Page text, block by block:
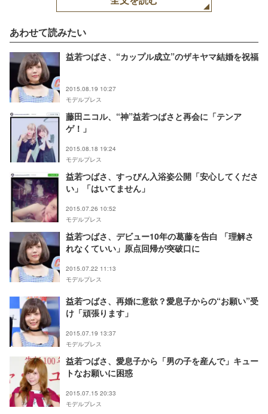
あわせて読みたい
益若つばさ、“カップル成立”のザキヤマ結婚を祝福
2015.08.19 10:27
モデルプレス
藤田ニコル、“神”益若つばさと再会に「テンア
ゲ！」
2015.08.18 19:24
モデルプレス
益若つばさ、すっぴん入浴姿公開「安心してくださ
い」「はいてません」
2015.07.26 10:52
モデルプレス
益若つばさ、デビュー10年の葛藤を告白 「理解さ
れなくていい」原点回帰が突破口に
2015.07.22 11:13
モデルプレス
益若つばさ、再婚に意欲？愛息子からの“お願い”受
け「頑張ります」
2015.07.19 13:37
モデルプレス
益若つばさ、愛息子から「男の子を産んで」キュー
トなお願いに困惑
2015.07.15 20:33
モデルプレス